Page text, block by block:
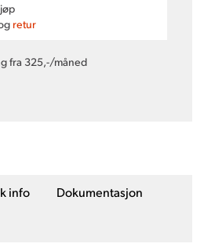
retur
fra 325,-/måned
info Dokumentasjon